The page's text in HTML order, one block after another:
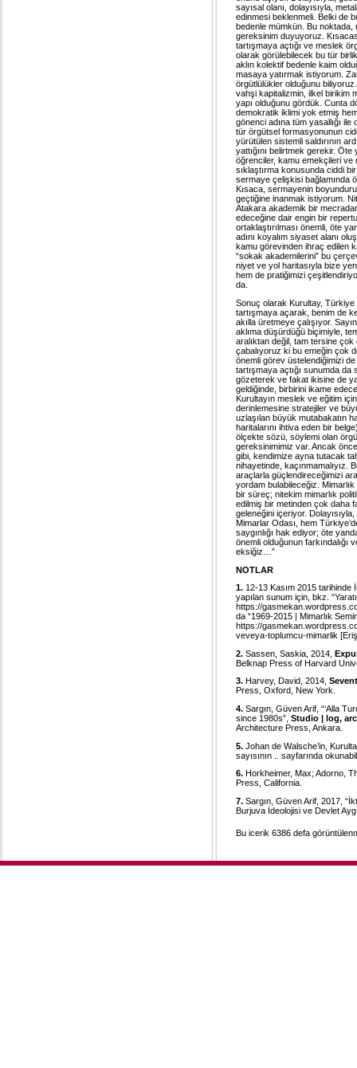
sayısal olanı, dolayısıyla,
edinmesi beklenmeli. Belki de
bedenle mümkün. Bu noktada,
gereksinim duyuyoruz.
tartışmaya açtığı ve meslek
olarak görülebilecek bu tür
aklın kolektif bedenle kaim
masaya yatırmak istiyorum.
örgütlülükler olduğunu
vahşi kapitalizmin, ilkel birikim
yapı olduğunu gördük. Cunta
demokratik iklimi yok etmiş
gönenci adına tüm yasallığı
tür örgütsel formasyonunun
yürütülen sistemli saldırının
yattığını belirtmek gerekir.
öğrenciler, kamu emekçileri ve
sıklaştırma konusunda ciddi
sermaye çelişkisi bağlamında
Kısaca, sermayenin
geçtiğine inanmak istiyorum.
Atakara akademik bir
edeceğine dair engin bir
ortaklaştırılması önemli, öte
adını koyalım siyaset alanı
kamu görevinden ihraç edilen
“sokak akademilerini” bu
niyet ve yol haritasıyla bize
hem de pratiğimizi
da.
Sonuç olarak Kurultay, Türkiye
tartışmaya açarak, benim de
akılla üretmeye çalışıyor.
aklıma düşürdüğü biçimiyle,
aralıktan değil, tam tersine
çabalıyoruz ki bu emeğin çok
önemli görev üstelendiğimizi
tartışmaya açtığı sunumda
gözeterek ve fakat ikisine de
geldiğinde, birbirini ikame
Kurultayın meslek ve eğitim
derinlemesine stratejiler ve
uzlaşılan büyük mutabakatın
haritalarını ihtiva eden bir
ölçekte sözü, söylemi olan
gereksinimimiz var. Ancak
gibi, kendimize ayna tutacak
nihayetinde, kaçınmamalıyız.
araçlarla güçlendireceğimizi
yordam bulabileceğiz.
bir süreç; nitekim mimarlık
edilmiş bir metinden çok daha
geleneğini içeriyor.
Mimarlar Odası, hem
saygınlığı hak ediyor; öte
önemli olduğunun farkındalığı
eksiğiz…”
NOTLAR
1. 12-13 Kasım 2015 tarihinde
yapılan sunum için, bkz.
https://
da “1969-2015 ­| Mimarlık
https://
veveya-toplumcu-mimarlik
2. Sassen, Saskia, 2014,
Belknap Press of Harvard
3. Harvey, David, 2014,
Press, Oxford, New York.
4. Sargın, Güven Arif, “‘Alla
since 1980s”, Studio | log,
Architecture Press, Ankara.
5. Johan de Walsche’in,
sayısının .. sayfarında
6. Horkheimer, Max; Adorno,
Press, California.
7. Sargın, Güven Arif, 2017,
Burjuva İdeolojisi ve Devlet
Bu icerik 6386 defa